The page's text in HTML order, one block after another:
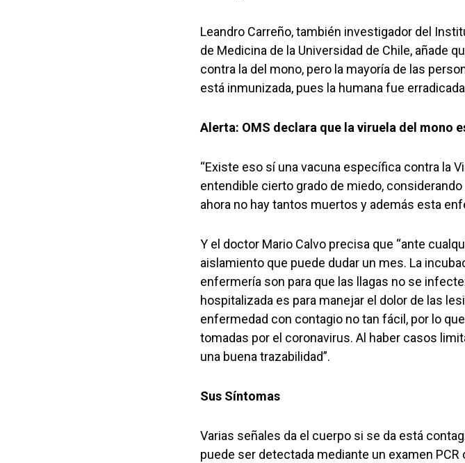
Leandro Carreño, también investigador del
de Medicina de la Universidad de Chile, añade
contra la del mono, pero la mayoría de las
está inmunizada, pues la humana fue
Alerta: OMS declara que la viruela del mono
“Existe eso sí una vacuna específica contra la
entendible cierto grado de miedo,
ahora no hay tantos muertos y además esta
Y el doctor Mario Calvo precisa que “ante
aislamiento que puede dudar un mes. La
enfermería son para que las llagas no se
hospitalizada es para manejar el dolor de las
enfermedad con contagio no tan fácil, por lo
tomadas por el coronavirus. Al haber casos
una buena trazabilidad”.
Sus Síntomas
Varias señales da el cuerpo si se da está
puede ser detectada mediante un examen